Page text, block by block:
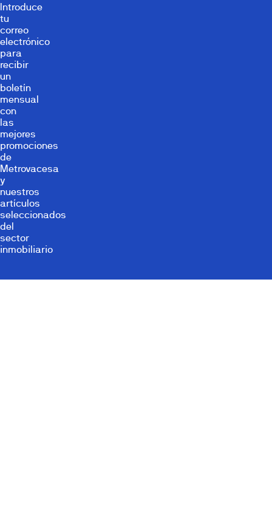
Introduce
tu
correo
electrónico
para
recibir
un
boletín
mensual
con
las
mejores
promociones
de
Metrovacesa
y
nuestros
artículos
seleccionados
del
sector
inmobiliario